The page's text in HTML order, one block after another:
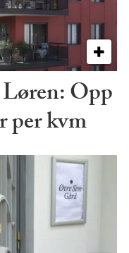
Løren: Opp
per kvm